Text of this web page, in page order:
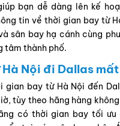
bạn dễ dàng lên kế
tin về thời gian bay từ
sân bay hạ cánh cùng
tâm thành phố.
Hà Nội đi Dallas
gian bay từ Hà Nội đến
tùy theo hãng hàng
có thời gian bay tối ưu